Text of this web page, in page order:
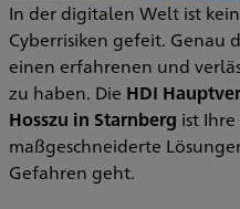
In der digitalen Welt ist
Cyberrisiken gefeit. Genau
einen erfahrenen und
zu haben. Die HDI
Hosszu in Starnberg ist
maßgeschneiderte
Gefahren geht.